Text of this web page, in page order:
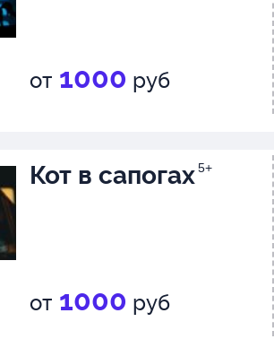
Анна Булгакова
Марина
Тушканов
от 1000 руб
Кот в сапогах5+
от 1000 руб